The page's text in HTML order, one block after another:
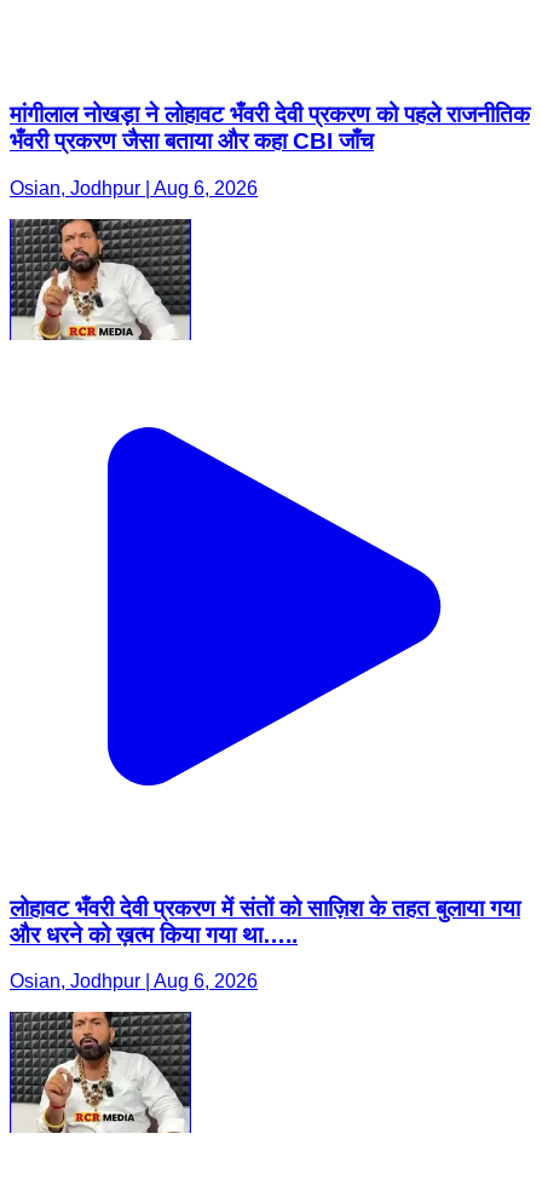
मांगीलाल नोखड़ा ने लोहावट भँवरी देवी प्रकरण को पहले राजनीतिक
भँवरी प्रकरण जैसा बताया और कहा CBI जाँच
Osian, Jodhpur | Aug 6, 2026
लोहावट भँवरी देवी प्रकरण में संतों को साज़िश के तहत बुलाया गया
और धरने को ख़त्म किया गया था…..
Osian, Jodhpur | Aug 6, 2026